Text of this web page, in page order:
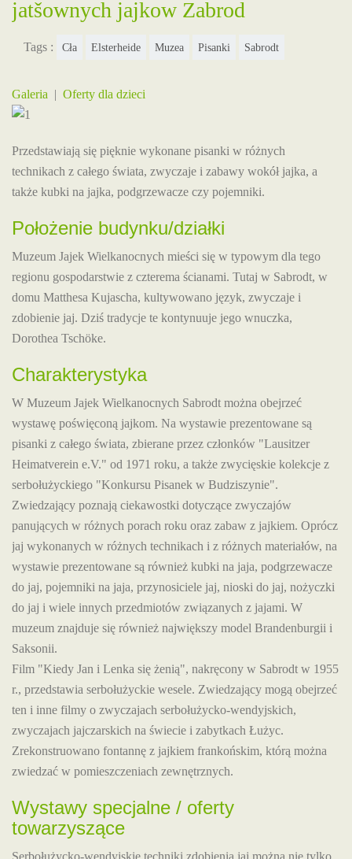
jatšownych jajkow Zabrod
Tags : Cła Elsterheide Muzea Pisanki Sabrodt
Galeria | Oferty dla dzieci
Przedstawiają się pięknie wykonane pisanki w różnych
technikach z całego świata, zwyczaje i zabawy wokół jajka, a
także kubki na jajka, podgrzewacze czy pojemniki.
Położenie budynku/działki
Muzeum Jajek Wielkanocnych mieści się w typowym dla tego
regionu gospodarstwie z czterema ścianami. Tutaj w Sabrodt, w
domu Matthesa Kujascha, kultywowano język, zwyczaje i
zdobienie jaj. Dziś tradycje te kontynuuje jego wnuczka,
Dorothea Tschöke.
Charakterystyka
W Muzeum Jajek Wielkanocnych Sabrodt można obejrzeć
wystawę poświęconą jajkom. Na wystawie prezentowane są
pisanki z całego świata, zbierane przez członków "Lausitzer
Heimatverein e.V." od 1971 roku, a także zwycięskie kolekcje z
serbołużyckiego "Konkursu Pisanek w Budziszynie".
Zwiedzający poznają ciekawostki dotyczące zwyczajów
panujących w różnych porach roku oraz zabaw z jajkiem. Oprócz
jaj wykonanych w różnych technikach i z różnych materiałów, na
wystawie prezentowane są również kubki na jaja, podgrzewacze
do jaj, pojemniki na jaja, przynosiciele jaj, nioski do jaj, nożyczki
do jaj i wiele innych przedmiotów związanych z jajami. W
muzeum znajduje się również największy model Brandenburgii i
Saksonii.
Film "Kiedy Jan i Lenka się żenią", nakręcony w Sabrodt w 1955
r., przedstawia serbołużyckie wesele. Zwiedzający mogą obejrzeć
ten i inne filmy o zwyczajach serbołużycko-wendyjskich,
zwyczajach jajczarskich na świecie i zabytkach Łużyc.
Zrekonstruowano fontannę z jajkiem frankońskim, którą można
zwiedzać w pomieszczeniach zewnętrznych.
Wystawy specjalne / oferty
towarzyszące
Serbołużycko-wendyjskie techniki zdobienia jaj można nie tylko